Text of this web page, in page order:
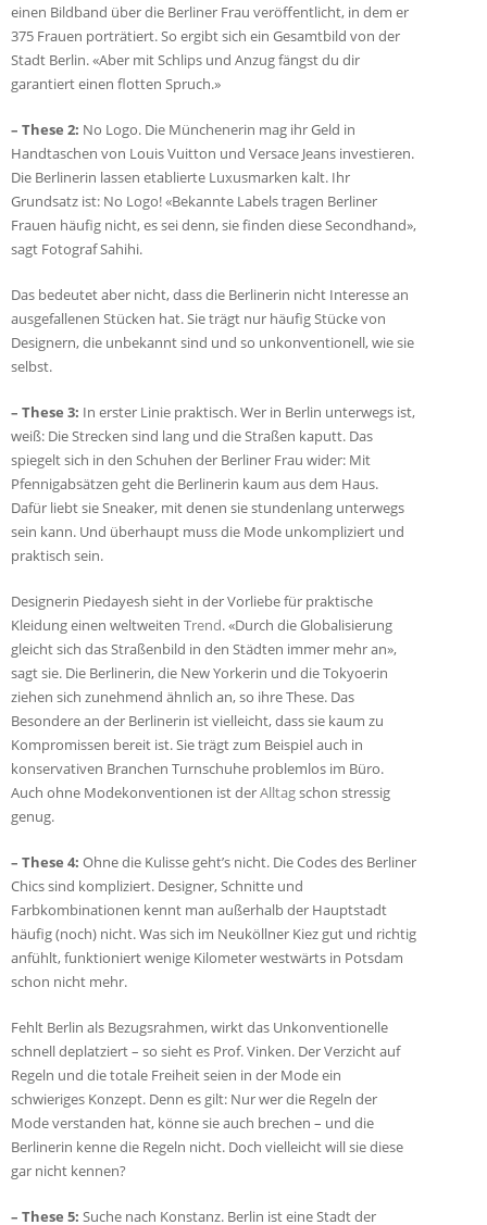
einen Bildband über die Berliner Frau veröffentlicht, in dem er
375 Frauen porträtiert. So ergibt sich ein Gesamtbild von der
Stadt Berlin. «Aber mit Schlips und Anzug fängst du dir
garantiert einen flotten Spruch.»
– These 2: No Logo. Die Münchenerin mag ihr Geld in
Handtaschen von Louis Vuitton und Versace Jeans investieren.
Die Berlinerin lassen etablierte Luxusmarken kalt. Ihr
Grundsatz ist: No Logo! «Bekannte Labels tragen Berliner
Frauen häufig nicht, es sei denn, sie finden diese Secondhand»,
sagt Fotograf Sahihi.
Das bedeutet aber nicht, dass die Berlinerin nicht Interesse an
ausgefallenen Stücken hat. Sie trägt nur häufig Stücke von
Designern, die unbekannt sind und so unkonventionell, wie sie
selbst.
– These 3: In erster Linie praktisch. Wer in Berlin unterwegs ist,
weiß: Die Strecken sind lang und die Straßen kaputt. Das
spiegelt sich in den Schuhen der Berliner Frau wider: Mit
Pfennigabsätzen geht die Berlinerin kaum aus dem Haus.
Dafür liebt sie Sneaker, mit denen sie stundenlang unterwegs
sein kann. Und überhaupt muss die Mode unkompliziert und
praktisch sein.
Designerin Piedayesh sieht in der Vorliebe für praktische
Kleidung einen weltweiten Trend. «Durch die Globalisierung
gleicht sich das Straßenbild in den Städten immer mehr an»,
sagt sie. Die Berlinerin, die New Yorkerin und die Tokyoerin
ziehen sich zunehmend ähnlich an, so ihre These. Das
Besondere an der Berlinerin ist vielleicht, dass sie kaum zu
Kompromissen bereit ist. Sie trägt zum Beispiel auch in
konservativen Branchen Turnschuhe problemlos im Büro.
Auch ohne Modekonventionen ist derAlltagschon stressig
genug.
– These 4: Ohne die Kulisse geht’s nicht. Die Codes des Berliner
Chics sind kompliziert. Designer, Schnitte und
Farbkombinationen kennt man außerhalb der Hauptstadt
häufig (noch) nicht. Was sich im Neuköllner Kiez gut und richtig
anfühlt, funktioniert wenige Kilometer westwärts in Potsdam
schon nicht mehr.
Fehlt Berlin als Bezugsrahmen, wirkt das Unkonventionelle
schnell deplatziert – so sieht es Prof. Vinken. Der Verzicht auf
Regeln und die totale Freiheit seien in der Mode ein
schwieriges Konzept. Denn es gilt: Nur wer die Regeln der
Mode verstanden hat, könne sie auch brechen – und die
Berlinerin kenne die Regeln nicht. Doch vielleicht will sie diese
gar nicht kennen?
– These 5: Suche nach Konstanz. Berlin ist eine Stadt der